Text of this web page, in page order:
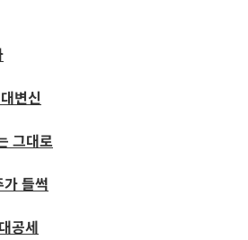
변신
그대로
들썩
공세